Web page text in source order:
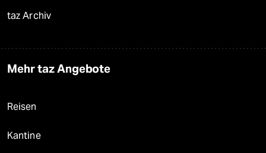
taz Archiv
Mehr taz Angebote
Reisen
Kantine